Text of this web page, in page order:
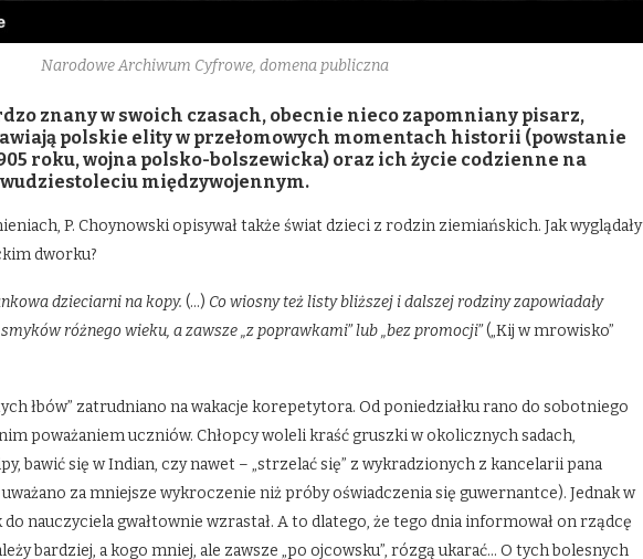
Narodowe Archiwum Cyfrowe, domena publiczna
znany w swoich czasach, obecnie nieco zapomniany pisarz,
polskie elity w przełomowych momentach historii (powstanie
roku, wojna polsko-bolszewicka) oraz ich życie codzienne na
międzywojennym.
P. Choynowski opisywał także świat dzieci z rodzin ziemiańskich. Jak wyglądały
dworku?
dzieciarni na kopy. (…) Co wiosny też listy bliższej i dalszej rodziny zapowiadały
różnego wieku, a zawsze „z poprawkami” lub „bez promocji”(„Kij w mrowisko”
łbów” zatrudniano na wakacje korepetytora. Od poniedziałku rano do sobotniego
poważaniem uczniów. Chłopcy woleli kraść gruszki w okolicznych sadach,
bawić się w Indian, czy nawet – „strzelać się” z wykradzionych z kancelarii pana
za mniejsze wykroczenie niż próby oświadczenia się guwernantce). Jednak w
nauczyciela gwałtownie wzrastał. A to dlatego, że tego dnia informował on rządcę
bardziej, a kogo mniej, ale zawsze „po ojcowsku”, rózgą ukarać… O tych bolesnych